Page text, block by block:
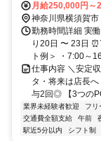
全額支給⭐昇給・
月給250,000円～
神奈川県横須賀市
勤務時間詳細 実
り20日 〜 23日
ト例＞ ・7:00～
仕事内容 ＼安定
タ・将来は店長
与2回◎ 【3つの
業界未経験者歓迎 フリ
交通費全額支給
午前
駅近5分以内
シフト制